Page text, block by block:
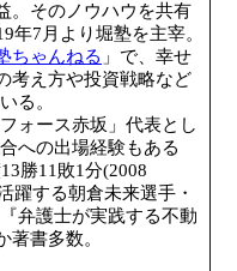
。そのノウハウを共有
年7月より堀塾を主宰。
ちゃんねる 」で、幸せ
考え方や投資戦略など
る。
ォース赤坂」代表とし
への出場経験もある
勝11敗1分(2008
躍する朝倉未来選手・
弁護士が実践する不動
著書多数。